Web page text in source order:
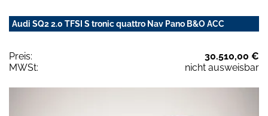
Audi SQ2 2.0 TFSI S tronic quattro Nav Pano B&O ACC
Preis:
30.510,00 €
MWSt:
nicht ausweisbar